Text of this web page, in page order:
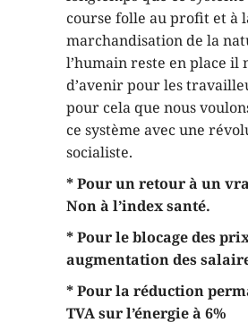
course folle au profit et à
marchandisation de la
l’humain reste en place il
d’avenir pour les
pour cela que nous
ce système avec une
socialiste.
* Pour un retour à un
Non à l’index santé.
* Pour le blocage des
augmentation des
* Pour la réduction
TVA sur l’énergie à 6%